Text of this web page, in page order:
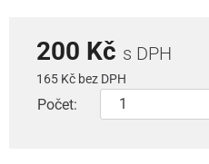
200 Kč s DPH
165 Kč bez DPH
Počet: